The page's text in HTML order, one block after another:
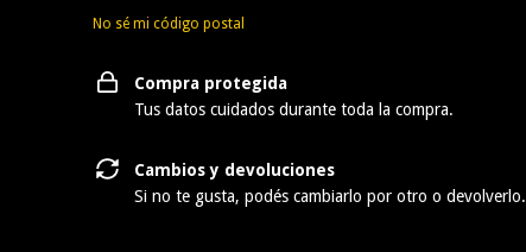
No sé mi código postal
Compra protegida
Tus datos cuidados durante toda la compra.
Cambios y devoluciones
Si no te gusta, podés cambiarlo por otro o devolverlo.